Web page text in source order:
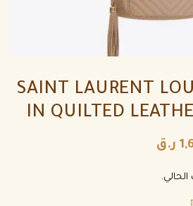
SAINT LAURENT
IN QUILTED
ر.ق
الحالي.